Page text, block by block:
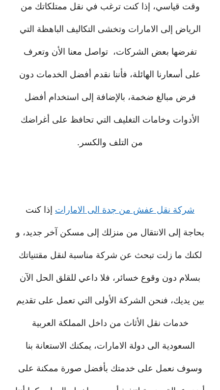
وقت قياسي، إذا كنت ترغب في نقل ممتلكاتك من
الرياض إلى الامارات وتخشى التكاليف الباهظة التي
تفرضها بعض الشركات، تواصل معنا الأن وتعرف
على أسعارنا الهائلة، فأننا نقدم أفضل الخدمات دون
فرض مبالغ ضخمة، بالإضافة إلى استخدام أفضل
الأدوات وخامات التغليف التي تحافظ على أغراضك
من التلف والكسر.
شركة نقل عفش من جدة الى الامارات إذا كنت
بحاجة إلى الانتقال من منزلك إلى مسكن آخر جديد، و
لكنك ما زلت تبحث عن شركة مناسبة لنقل مقتنياتك
بسلام دون وقوع خسائر، فلا داعي للقلق الحل الآن
بين يديك، فنحن الشركة الأولى التي تعمل على تقديم
خدمات نقل الأثاث من داخل المملكة العربية
السعودية الى دولة الامارات، يمكنك الاستعانة بنا
وسوف نعمل على خدمتك بأفضل صورة ممكنة على